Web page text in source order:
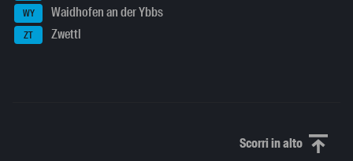
WY Waidhofen an der Ybbs
ZT Zwettl
Scorri in altoScorri in alto